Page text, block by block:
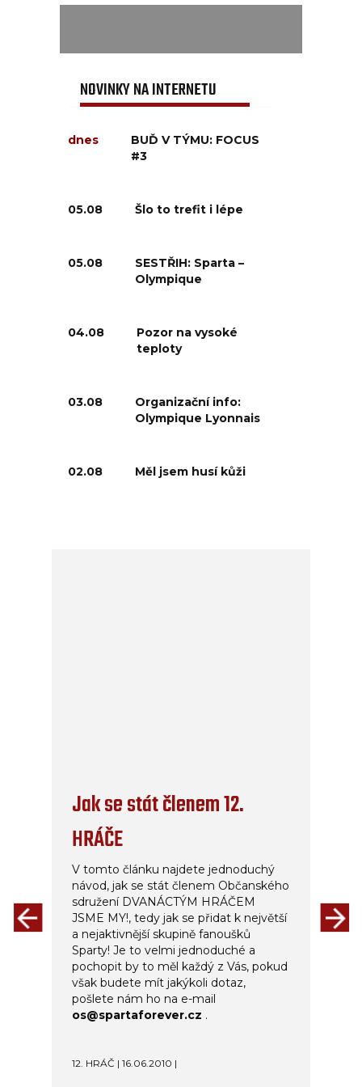
NOVINKY NA INTERNETU
dnes
BUĎ V TÝMU: FOCUS
#3
05.08 Šlo to trefit i lépe
05.08
SESTŘIH: Sparta –
Olympique
04.08
Pozor na vysoké
teploty
03.08
Organizační info:
Olympique Lyonnais
02.08 Měl jsem husí kůži
Jak se stát členem 12.
HRÁČE
V tomto článku najdete jednoduchý
návod, jak se stát členem Občanského
sdružení DVANÁCTÝM HRÁČEM
JSME MY!, tedy jak se přidat k největší
a nejaktivnější skupině fanoušků
Sparty! Je to velmi jednoduché a
pochopit by to měl každý z Vás, pokud
však budete mít jakýkoli dotaz,
pošlete nám ho na e-mail
os@spartaforever.cz .
12. HRÁČ | 16.06.2010 |